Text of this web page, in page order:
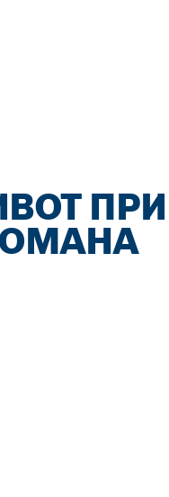
ПРИ